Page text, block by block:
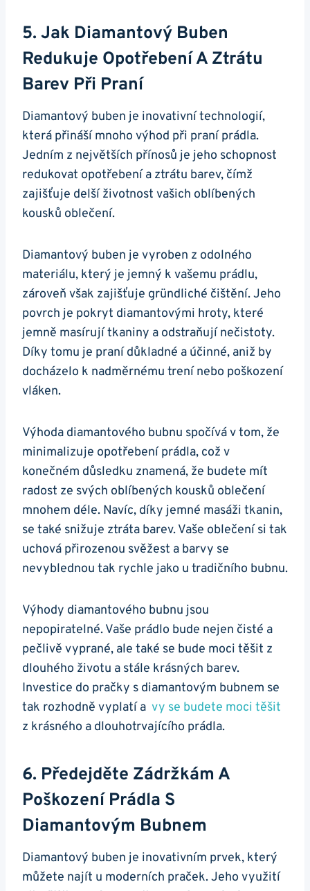
5. Jak Diamantový Buben
Redukuje⁢ Opotřebení‌ A‌ Ztrátu
Barev​ Při Praní
Diamantový⁢ buben je inovativní⁤ technologií,
⁤která přináší mnoho výhod ​při praní ⁤prádla.
Jedním z největších⁤ přínosů je jeho schopnost⁣
redukovat ​opotřebení a ztrátu ⁢barev, čímž
zajišťuje​ delší ​životnost vašich oblíbených
kousků⁢ oblečení.
Diamantový buben je vyroben⁢ z‌ odolného
materiálu, který je jemný‍ k vašemu ​prádlu,
zároveň ‌však zajišťuje gründliché⁤ čištění. Jeho‌
povrch je‍ pokryt⁢ diamantovými hroty,‍ které
⁤jemně masírují⁢ tkaniny ‍a odstraňují ⁣nečistoty.
Díky tomu je praní ​důkladné⁣ a účinné, aniž​ by
⁢docházelo ⁤k nadměrnému trení ⁢nebo poškození⁣
vláken.
Výhoda diamantového bubnu spočívá⁤ v tom, že​
minimalizuje opotřebení ⁣prádla, což v
konečném důsledku znamená, že budete mít
radost ze⁣ svých oblíbených kousků ​oblečení
mnohem déle. ⁤Navíc, díky jemné masáži tkanin,
se také‌ snižuje ztráta barev. ​Vaše oblečení si ​tak⁢
uchová⁢ přirozenou svěžest a barvy se
‌nevyblednou ⁤tak rychle jako u tradičního bubnu.
Výhody diamantového bubnu jsou
⁣nepopiratelné. Vaše prádlo bude ‌nejen čisté a
pečlivě vyprané, ale také se bude ‍moci těšit z
dlouhého ⁣životu a ‌stále krásných barev.
Investice‌ do pračky s diamantovým ⁤bubnem se⁣
tak rozhodně ⁢vyplatí a ​ vy se budete ​moci těšit
z krásného a ⁣dlouhotrvajícího ​prádla.
6. Předejděte Zádržkám A
Poškození ​prádla ‌s
Diamantovým ‌bubnem
Diamantový buben​ je ‌inovativním ⁢prvek, který
⁢můžete najít ​u⁣ moderních praček. Jeho využití